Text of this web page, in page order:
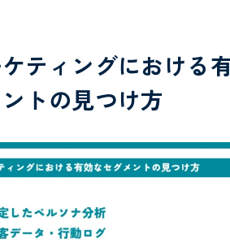
ティングにおける
トの見つけ方